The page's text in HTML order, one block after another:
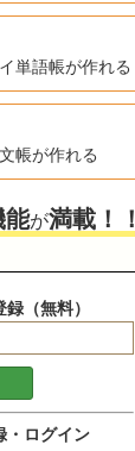
単語帳が作れる
帳が作れる
能が満載！！
（無料）
・ログイン